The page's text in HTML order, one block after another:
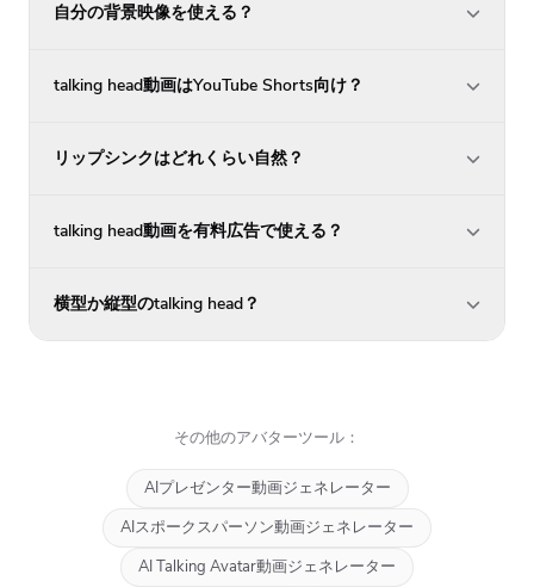
自分の背景映像を使える？
talking head動画はYouTube Shorts向け？
リップシンクはどれくらい自然？
talking head動画を有料広告で使える？
横型か縦型のtalking head？
その他のアバターツール：
AIプレゼンター動画ジェネレーター
AIスポークスパーソン動画ジェネレーター
AI Talking Avatar動画ジェネレーター